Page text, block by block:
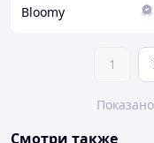
Bloomy
1
Смотри также